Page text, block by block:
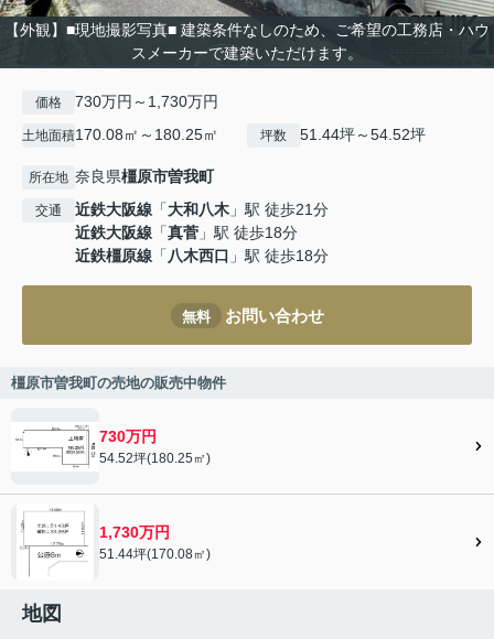
【外観】■現地撮影写真■ 建築条件なしのため、ご希望の工務店・ハウ
スメーカーで建築いただけます。
価格 730万円～1,730万円
土地面積170.08㎡～180.25㎡ 坪数 51.44坪～54.52坪
所在地 奈良県橿原市曽我町
交通 近鉄大阪線 「大和八木 」駅 徒歩21分
近鉄大阪線 「真菅 」駅 徒歩18分
近鉄橿原線 「八木西口 」駅 徒歩18分
無料 お問い合わせ
橿原市曽我町の売地の販売中物件
730万円
54.52坪(180.25㎡)
1,730万円
51.44坪(170.08㎡)
地図